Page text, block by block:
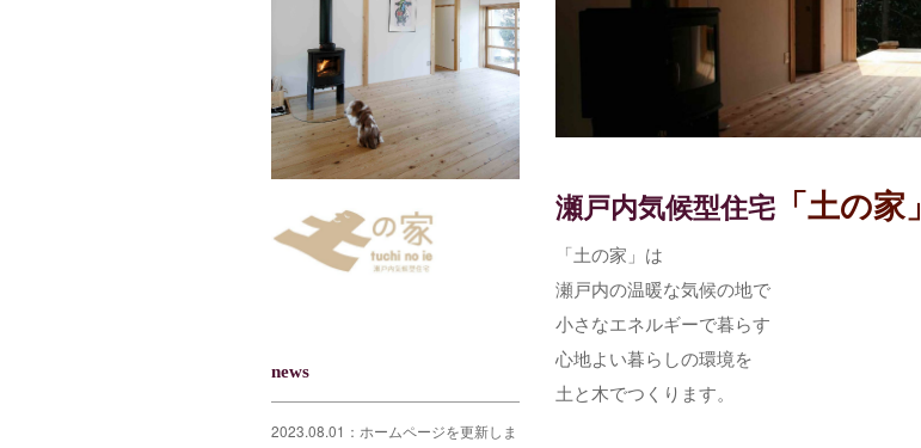
瀬戸内気候型住宅「土の家」
「土の家」は
瀬戸内の温暖な気候の地で
小さなエネルギーで暮らす
心地よい暮らしの環境を
土と木でつくります。
news
2023.08.01：ホームページを更新しま